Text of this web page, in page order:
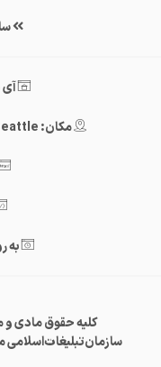
آی پی :
مکان: United States of America/Seattle
به روز
کلیه حقوق مادی
سازمان‌تبلیغات‌اسلامی